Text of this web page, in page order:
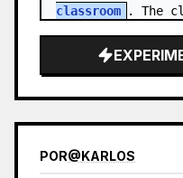
classroom
. The
POR@KARLOS